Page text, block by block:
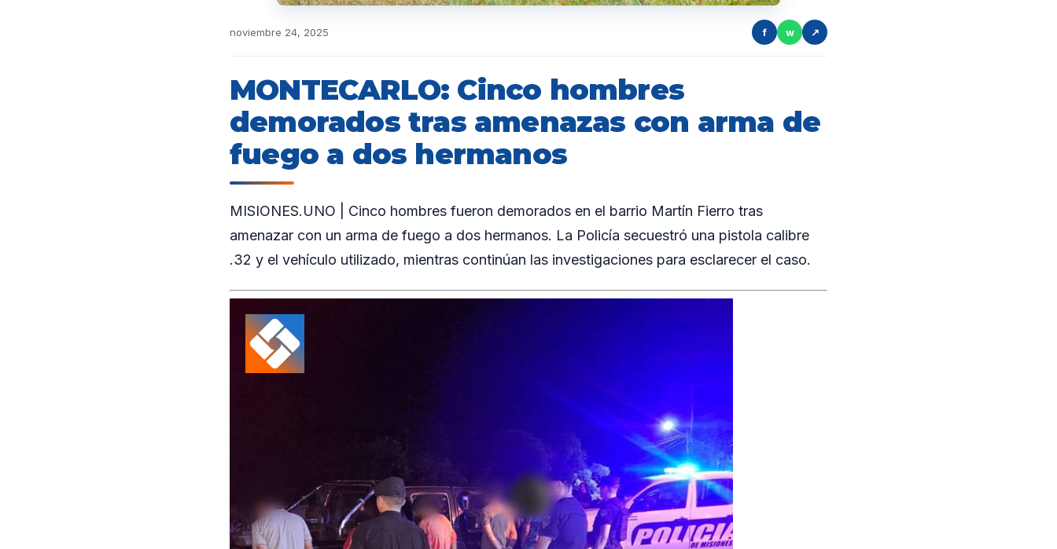
noviembre 24, 2025 f w ↗
MONTECARLO: Cinco hombres
demorados tras amenazas con arma de
fuego a dos hermanos
MISIONES.UNO | Cinco hombres fueron demorados en el barrio Martín Fierro tras
amenazar con un arma de fuego a dos hermanos. La Policía secuestró una pistola calibre
.32 y el vehículo utilizado, mientras continúan las investigaciones para esclarecer el caso.